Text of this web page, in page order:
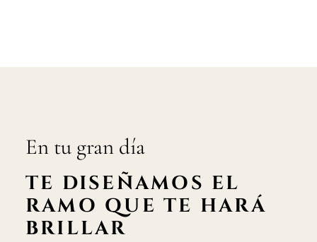
En tu gran día
TE DISEÑAMOS EL
RAMO QUE TE HARÁ
BRILLAR